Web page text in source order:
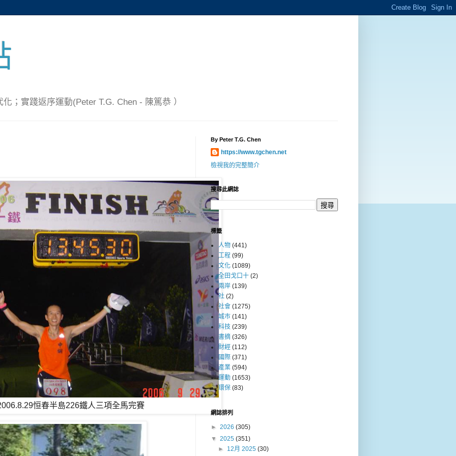
；實踐返序運動(Peter T.G. Chen - 陳篤恭 ）
恒春半島226鐵人三項全馬完賽
By Peter T.G. Chen
https://www.tgchen.net
檢視我的完整簡介
搜尋此網誌
標籤
人物 (441)
工程 (99)
文化 (1089)
全田戈口十 (2)
兩岸 (139)
社 (2)
社會 (1275)
城巿 (141)
科技 (239)
書摘 (326)
財經 (112)
國際 (371)
產業 (594)
運動 (1653)
環保 (83)
網誌排列
► 2026 (305)
▼ 2025 (351)
► 12月 2025(30)